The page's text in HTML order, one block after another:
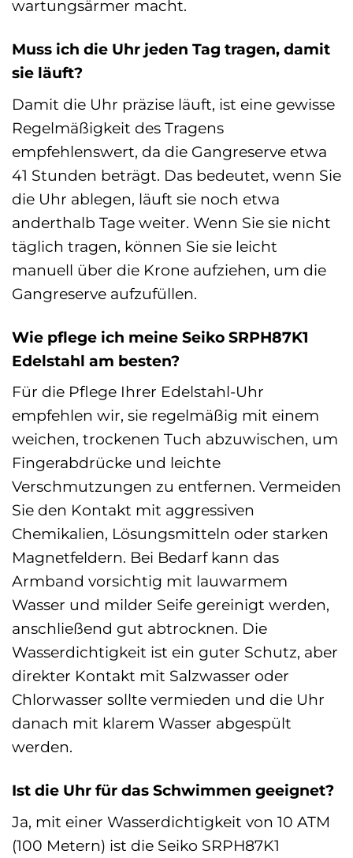
wartungsärmer macht.
Muss ich die Uhr jeden Tag tragen, damit
sie läuft?
Damit die Uhr präzise läuft, ist eine gewisse
Regelmäßigkeit des Tragens
empfehlenswert, da die Gangreserve etwa
41 Stunden beträgt. Das bedeutet, wenn Sie
die Uhr ablegen, läuft sie noch etwa
anderthalb Tage weiter. Wenn Sie sie nicht
täglich tragen, können Sie sie leicht
manuell über die Krone aufziehen, um die
Gangreserve aufzufüllen.
Wie pflege ich meine Seiko SRPH87K1
Edelstahl am besten?
Für die Pflege Ihrer Edelstahl-Uhr
empfehlen wir, sie regelmäßig mit einem
weichen, trockenen Tuch abzuwischen, um
Fingerabdrücke und leichte
Verschmutzungen zu entfernen. Vermeiden
Sie den Kontakt mit aggressiven
Chemikalien, Lösungsmitteln oder starken
Magnetfeldern. Bei Bedarf kann das
Armband vorsichtig mit lauwarmem
Wasser und milder Seife gereinigt werden,
anschließend gut abtrocknen. Die
Wasserdichtigkeit ist ein guter Schutz, aber
direkter Kontakt mit Salzwasser oder
Chlorwasser sollte vermieden und die Uhr
danach mit klarem Wasser abgespült
werden.
Ist die Uhr für das Schwimmen geeignet?
Ja, mit einer Wasserdichtigkeit von 10 ATM
(100 Metern) ist die Seiko SRPH87K1